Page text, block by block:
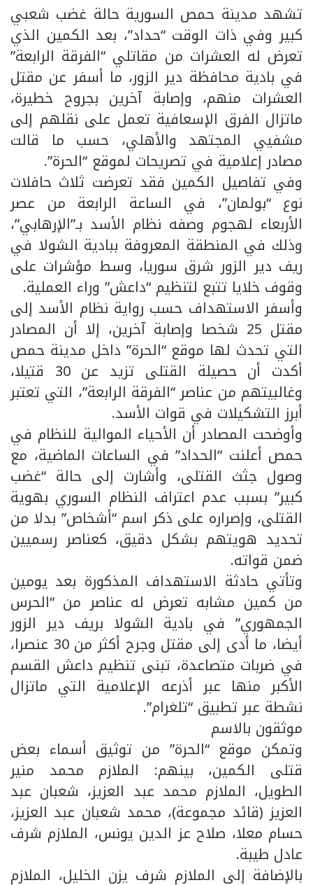
تشهد مدينة حمص السورية حالة غضب شعبي
كبير وفي ذات الوقت “حداد”، بعد الكمين الذي
تعرض له العشرات من مقاتلي “الفرقة الرابعة”
في بادية محافظة دير الزور، ما أسفر عن مقتل
العشرات منهم، وإصابة آخرين بجروح خطيرة،
ماتزال الفرق الإسعافية تعمل على نقلهم إلى
مشفيي المجتهد والأهلي، حسب ما قالت
مصادر إعلامية في تصريحات لموقع “الحرة”.
وفي تفاصيل الكمين فقد تعرضت ثلاث حافلات
نوع “بولمان”، في الساعة الرابعة من عصر
الأربعاء لهجوم وصفه نظام الأسد بـ”الإرهابي”،
وذلك في المنطقة المعروفة ببادية الشولا في
ريف دير الزور شرق سوريا، وسط مؤشرات على
وقوف خلايا تتبع لتنظيم “داعش” وراء العملية.
وأسفر الاستهداف حسب رواية نظام الأسد إلى
مقتل 25 شخصا وإصابة آخرين، إلا أن المصادر
التي تحدث لها موقع “الحرة” داخل مدينة حمص
أكدت أن حصيلة القتلى تزيد عن 30 قتيلا،
وغالبيتهم من عناصر “الفرقة الرابعة”، التي تعتبر
أبرز التشكيلات في قوات الأسد.
وأوضحت المصادر أن الأحياء الموالية للنظام في
حمص أعلنت “الحداد” في الساعات الماضية، مع
وصول جثث القتلى، وأشارت إلى حالة “غضب
كبير” بسبب عدم اعتراف النظام السوري بهوية
القتلى، وإصراره على ذكر اسم “أشخاص” بدلا من
تحديد هويتهم بشكل دقيق، كعناصر رسميين
ضمن قواته.
وتأتي حادثة الاستهداف المذكورة بعد يومين
من كمين مشابه تعرض له عناصر من “الحرس
الجمهوري” في بادية الشولا بريف دير الزور
أيضا، ما أدى إلى مقتل وجرح أكثر من 30 عنصرا،
في ضربات متصاعدة، تبنى تنظيم داعش القسم
الأكبر منها عبر أذرعه الإعلامية التي ماتزال
نشطة عبر تطبيق “تلغرام”.
موثقون بالاسم
وتمكن موقع “الحرة” من توثيق أسماء بعض
قتلى الكمين، بينهم: الملازم محمد منير
الطويل، الملازم محمد عبد العزيز، شعبان عبد
العزيز (قائد مجموعة)، محمد شعبان عبد العزيز،
حسام معلا، صلاح عز الدين يونس، الملازم شرف
عادل طيبة.
بالإضافة إلى الملازم شرف يزن الخليل، الملازم